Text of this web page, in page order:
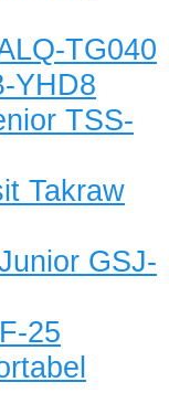
TG040
YHD8
TSS-
Takraw
GSJ-
25